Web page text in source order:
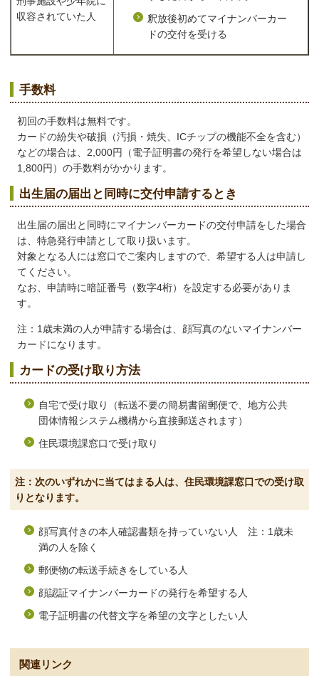
収容されていた人
釈放後初めてマイナンバーカー
ドの交付を受ける
手数料
初回の手数料は無料です。
カードの紛失や破損（汚損・焼失、ICチップの機能不全を含む）
などの場合は、2,000円（電子証明書の発行を希望しない場合は
1,800円）の手数料がかかります。
出生届の届出と同時に交付申請するとき
出生届の届出と同時にマイナンバーカードの交付申請をした場合
は、特急発行申請として取り扱います。
対象となる人には窓口でご案内しますので、希望する人は申請し
てください。
なお、申請時に暗証番号（数字4桁）を設定する必要がありま
す。
注：1歳未満の人が申請する場合は、顔写真のないマイナンバー
カードになります。
カードの受け取り方法
自宅で受け取り（転送不要の簡易書留郵便で、地方公共
団体情報システム機構から直接郵送されます）
住民環境課窓口で受け取り
注：次のいずれかに当てはまる人は、住民環境課窓口での受け取
りとなります。
顔写真付きの本人確認書類を持っていない人 注：1歳未
満の人を除く
郵便物の転送手続きをしている人
顔認証マイナンバーカードの発行を希望する人
電子証明書の代替文字を希望の文字としたい人
関連リンク